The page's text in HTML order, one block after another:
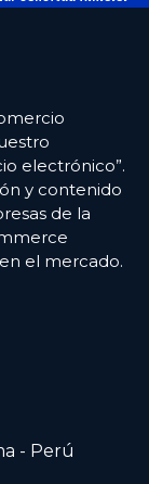
electrónico”.
y contenido
de la
el mercado.
- Perú